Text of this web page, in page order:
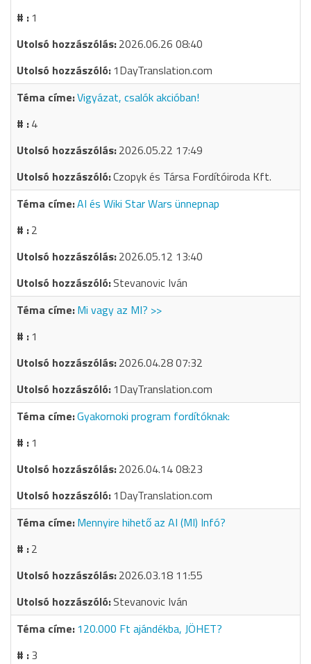
1
2026.06.26 08:40
1DayTranslation.com
Vigyázat, csalók akcióban!
4
2026.05.22 17:49
Czopyk és Társa Fordítóiroda Kft.
AI és Wiki Star Wars ünnepnap
2
2026.05.12 13:40
Stevanovic Iván
Mi vagy az MI? >>
1
2026.04.28 07:32
1DayTranslation.com
Gyakornoki program fordítóknak:
1
2026.04.14 08:23
1DayTranslation.com
Mennyire hihető az AI (MI) Infó?
2
2026.03.18 11:55
Stevanovic Iván
120.000 Ft ajándékba, JÖHET?
3